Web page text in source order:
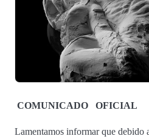
COMUNICADO OFICIAL
Lamentamos informar que debido